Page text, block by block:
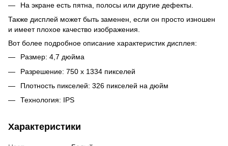
На экране есть пятна, полосы или другие дефекты.
Также дисплей может быть заменен, если он просто изношен
и имеет плохое качество изображения.
Вот более подробное описание характеристик дисплея:
Размер: 4,7 дюйма
Разрешение: 750 x 1334 пикселей
Плотность пикселей: 326 пикселей на дюйм
Технология: IPS
Характеристики